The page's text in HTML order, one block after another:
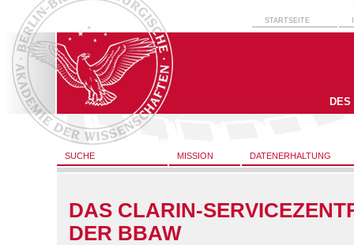
STARTSEITE
SUCHE MISSION DATENERHALTUNG
DAS CLARIN-
DER BBAW